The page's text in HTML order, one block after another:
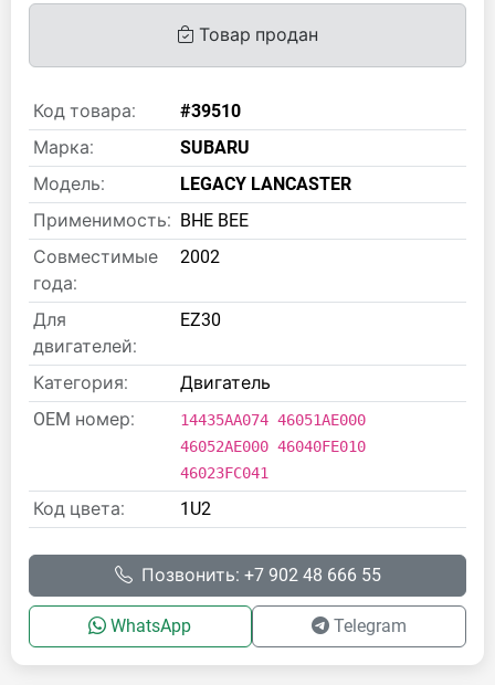
Товар продан
Код товара:
#39510
Марка:
SUBARU
Модель:
LEGACY LANCASTER
Применимость: BHE BEE
Совместимые
года:
2002
Для
двигателей:
EZ30
Категория:
Двигатель
OEM номер:
14435AA074 46051AE000
46052AE000 46040FE010
46023FC041
Код цвета: 1U2
Позвонить: +7 902 48 666 55
WhatsApp Telegram